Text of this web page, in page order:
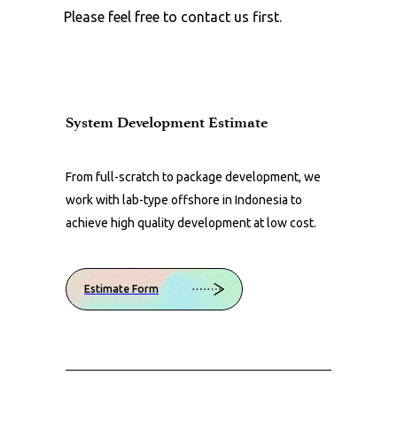
Please feel free to contact us first.
System Development Estimate
From full-scratch to package development, we
work with lab-type offshore in Indonesia to
achieve high quality development at low cost.
Estimate Form